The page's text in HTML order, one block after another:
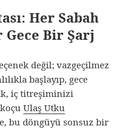
Her Sabah
Gece Bir Şarj
değil; vazgeçilmez
başlayıp, gece
iç titreşiminizi
koçuUlaş Utku
bu döngüyü sonsuz bir